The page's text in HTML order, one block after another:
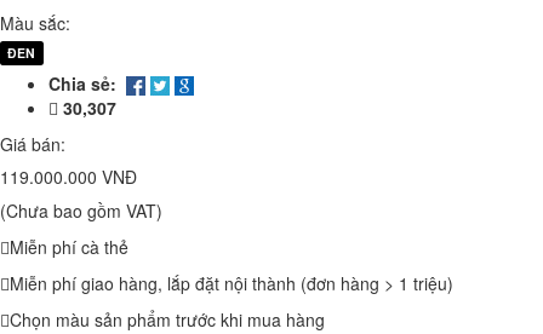
Màu sắc:
ĐEN
Chia sẻ:
30,307
Giá bán:
119.000.000 VNĐ
(Chưa bao gồm VAT)
Miễn phí cà thẻ
Miễn phí giao hàng, lắp đặt nội thành (đơn hàng > 1 triệu)
Chọn màu sản phẩm trước khi mua hàng